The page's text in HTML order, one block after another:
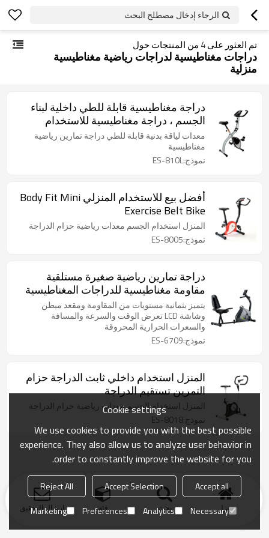
الرجاء إدخال مصطلح البحث
تم العثور على4 من المنتجات حول
دراجات مغناطيسية لدراجات رياضية مغناطيسية
منزلية
دراجة مغناطيسية قابلة للطي داخلية لبناء
الجسم ، دراجة مغناطيسية للاستخدام
المنزلي
معدات لياقة بدنية قابلة للطي دراجة تمارين رياضية
مغناطيسية
نموذج:ES-810L
أفضل بيع للاستخدام المنزلي Body Fit Mini
Exercise Belt Bike
المنزل استخدام الجسم معدات رياضية حزام الدراجة
نموذج:ES-8005
دراجة تمارين رياضية صغيرة مستلقية
مقاومة مغناطيسية للدراجات المغناطيسية
المنزلية
يتميز بثمانية مستويات من المقاومة ومقعد مبطن
وشاشة LCD تعرض الوقت والسرعة والمسافة
والسعرات الحرارية المحروقة
نموذج:ES-6709
المنزل استخدام داخلي ثابت الدراجة حزام
التمرين تستقيم الدراجة
المنزل استخدام الجسم معدات رياضية حزام الدراجة
نموذج:ES-8018
منزل بحث فئة ارسال التحقيق
Cookie settings
We use cookies to provide you with the best possible
experience. They also allow us to analyze user behavior in
order to constantly improve the website for you.
Accept all
Accept Selection
Reject All
Necessary
Analytics
Preferences
Marketing